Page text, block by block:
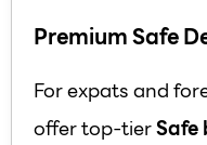
Premium Safe
For expats and
offer top-tierSafe